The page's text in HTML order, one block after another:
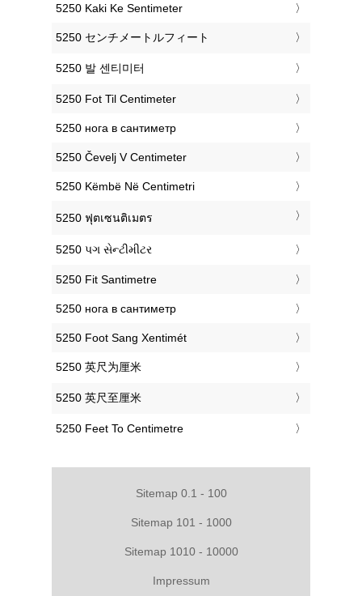
‎5250 Kaki Ke Sentimeter
‎5250 センチメートルフィート
‎5250 발 센티미터
‎5250 Fot Til Centimeter
‎5250 нога в сантиметр
‎5250 Čevelj V Centimeter
‎5250 Këmbë Në Centimetri
‎5250 ฟุตเซนติเมตร
‎5250 પગ સેન્ટીમીટર
‎5250 Fit Santimetre
‎5250 нога в сантиметр
‎5250 Foot Sang Xentimét
‎5250 英尺为厘米
‎5250 英尺至厘米
‎5250 Feet To Centimetre
Sitemap 0.1 - 100
Sitemap 101 - 1000
Sitemap 1010 - 10000
Impressum